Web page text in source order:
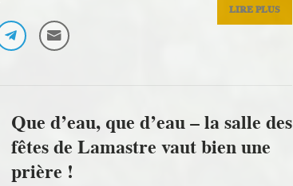
LIRE PLUS
Que d’eau, que d’eau – la salle des
fêtes de Lamastre vaut bien une
prière !